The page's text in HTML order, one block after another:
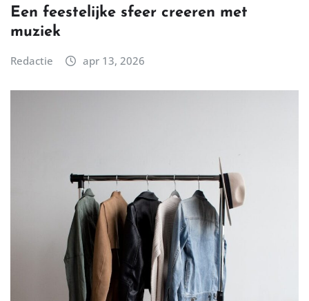
Een feestelijke sfeer creeren met
muziek
Redactie apr 13, 2026